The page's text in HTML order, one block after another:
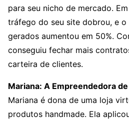
para seu nicho de mercado.
tráfego do seu site dobrou, e o
gerados aumentou em 50%.
conseguiu fechar mais
carteira de clientes.
Mariana: A Empreendedora
Mariana é dona de uma loja
produtos handmade. Ela